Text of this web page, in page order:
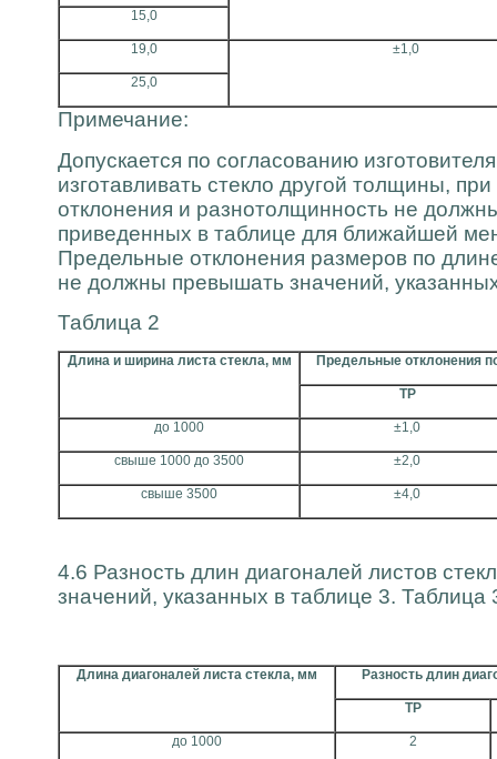
15,0
19,0 ±1,0
25,0
Примечание:
Допускается по согласованию
изготавливать стекло другой толщины,
отклонения и разнотолщинность не
приведенных в таблице для ближайшей
Предельные отклонения размеров по
не должны превышать значений,
Таблица 2
Длина и ширина листа стекла, мм Предельные отклонения
ТР
до 1000 ±1,0
свыше 1000 до 3500 ±2,0
свыше 3500 ±4,0
4.6 Разность длин диагоналей листов
значений, указанных в таблице 3. Таблица
Длина диагоналей листа стекла, мм Разность длин
ТР
до 1000 2